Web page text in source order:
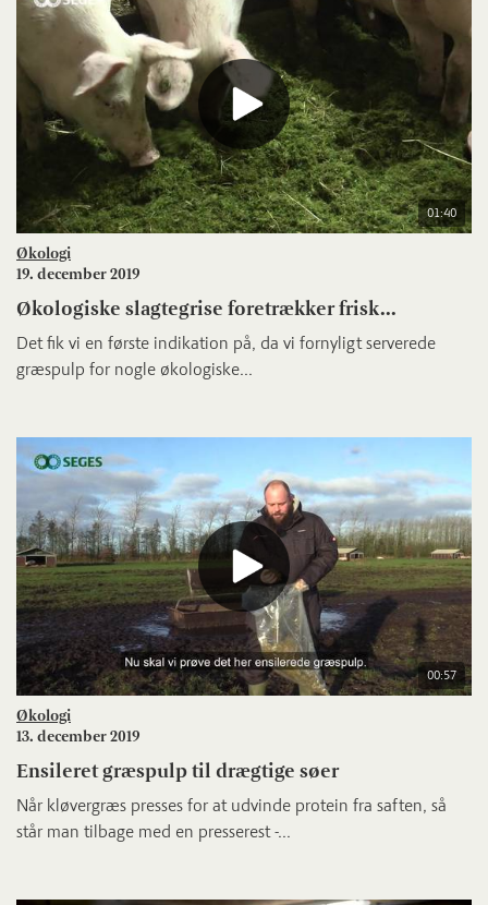
01:40
Økologi
19. december 2019
Økologiske slagtegrise foretrækker frisk...
Det fik vi en første indikation på, da vi fornyligt serverede
græspulp for nogle økologiske...
00:57
Økologi
13. december 2019
Ensileret græspulp til drægtige søer
Når kløvergræs presses for at udvinde protein fra saften, så
står man tilbage med en presserest -...